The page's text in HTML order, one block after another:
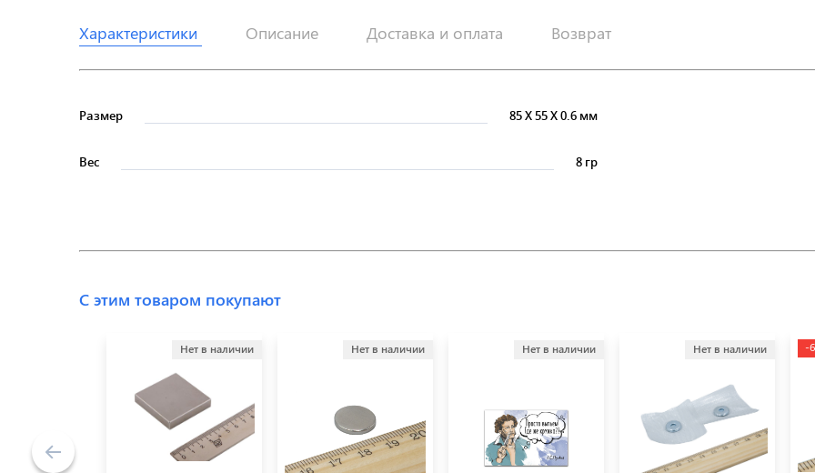
Характеристики Описание Доставка и оплата Возврат
Размер 85X55X0.6 мм
Вес 8 гр
С этим товаром покупают
Нет в наличии Нет в наличии Нет в наличии Нет в наличии -